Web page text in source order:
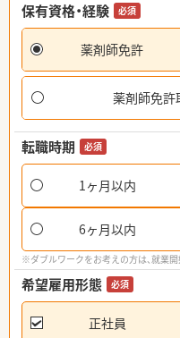
保有資格・経験
必須
薬剤師免許
薬剤師免許
転職時期 必須
1ヶ月以内
6ヶ月以内
※ダブルワークをお考えの方は、就業
希望雇用形態 必須
正社員